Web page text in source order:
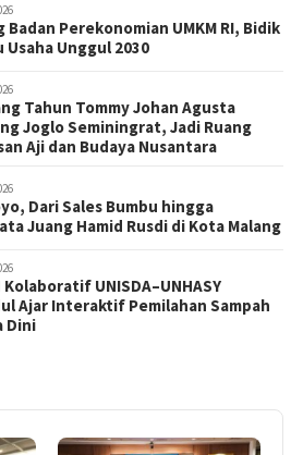
Badan Perekonomian UMKM RI, Bidik
Usaha Unggul 2030
Tahun Tommy Johan Agusta
Joglo Seminingrat, Jadi Ruang
Aji dan Budaya Nusantara
Dari Sales Bumbu hingga
Juang Hamid Rusdi di Kota Malang
Kolaboratif UNISDA–UNHASY
Ajar Interaktif Pemilahan Sampah
Dini